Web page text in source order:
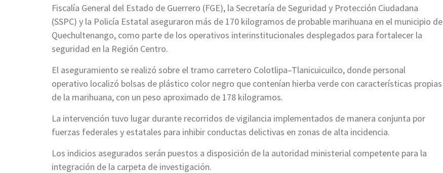
Fiscalía General del Estado de Guerrero (FGE), la Secretaría de Seguridad y Protección Ciudadana
(SSPC) y la Policía Estatal aseguraron más de 170 kilogramos de probable marihuana en el municipio de
Quechultenango, como parte de los operativos interinstitucionales desplegados para fortalecer la
seguridad en la Región Centro.
El aseguramiento se realizó sobre el tramo carretero Colotlipa–Tlanicuicuilco, donde personal
operativo localizó bolsas de plástico color negro que contenían hierba verde con características propias
de la marihuana, con un peso aproximado de 178 kilogramos.
La intervención tuvo lugar durante recorridos de vigilancia implementados de manera conjunta por
fuerzas federales y estatales para inhibir conductas delictivas en zonas de alta incidencia.
Los indicios asegurados serán puestos a disposición de la autoridad ministerial competente para la
integración de la carpeta de investigación.